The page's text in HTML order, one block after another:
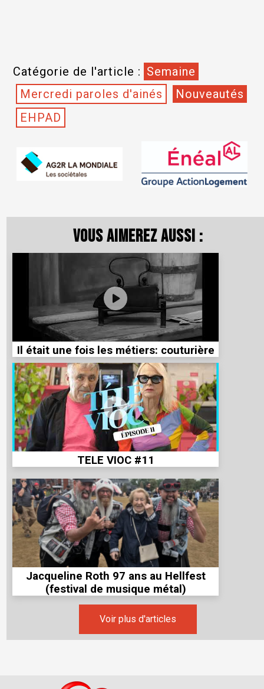
Catégorie de l'article : Semaine
Mercredi paroles d'ainés
Nouveautés
EHPAD
Vous aimerez aussi :
Il était une fois les métiers: couturière
TELE VIOC #11
Jacqueline Roth 97 ans au Hellfest
(festival de musique métal)
Voir plus d'articles